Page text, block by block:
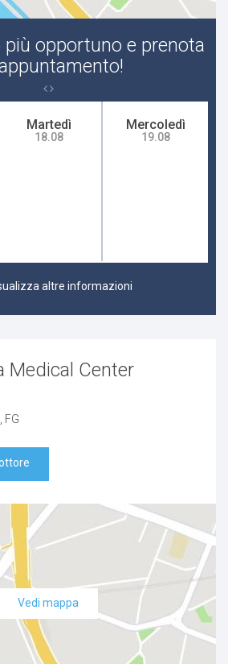
più opportuno e prenota
Martedì
18.08
Mercoledì
19.08
altre informazioni
Medical Center
FG
Vedi mappa